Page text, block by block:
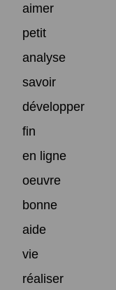
aimer
petit
analyse
savoir
développer
fin
en ligne
oeuvre
bonne
aide
vie
réaliser